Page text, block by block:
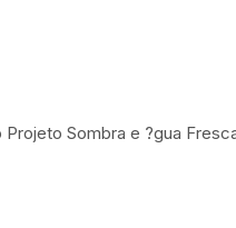
Sombra e ?gua